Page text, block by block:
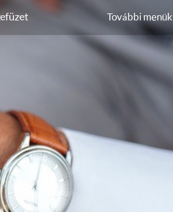
További menük